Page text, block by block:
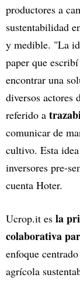
productores a
sustentabilidad
y medible. "La
paper que
encontrar una
diversos actores
referido a
comunicar de
cultivo. Esta
inversores pre-
cuenta Hoter.
Ucrop.it es la
colaborativa
enfoque
agrícola